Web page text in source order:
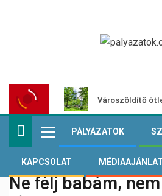
Városzöldítő
PÁLYÁZATOK
KAPCSOLAT MÉDIAAJÁNLAT
Ne félj babám,